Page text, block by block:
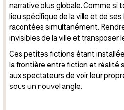
narrative plus globale. Comme si
lieu spécifique de la ville et de
racontées simultanément.
invisibles de la ville et transposer
Ces petites fictions étant
la frontière entre fiction et réalité
aux spectateurs de voir leur
sous un nouvel angle.